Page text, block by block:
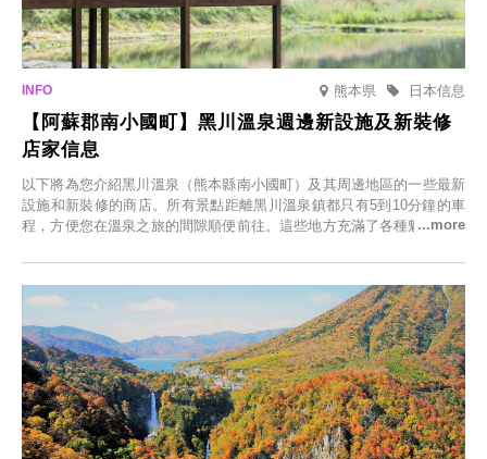
熊本県 日本信息
【阿蘇郡南小國町】黑川溫泉週邊新設施及新裝修
店家信息
以下將為您介紹黑川溫泉（熊本縣南小國町）及其周邊地區的一些最新
設施和新裝修的商店。所有景點距離黑川溫泉鎮都只有5到10分鐘的車
程，方便您在溫泉之旅的間隙順便前往。這些地方充滿了各種魅力，包
食材的餐廳。讓您體驗黑川溫泉的全新樂趣。